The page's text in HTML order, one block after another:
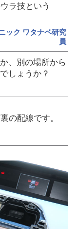
ラ技という
ック ワタナベ研究
員
、別の場所から
しょうか？
の配線です。